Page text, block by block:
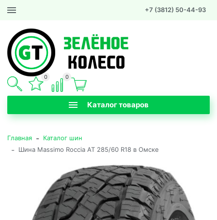
+7 (3812) 50-44-93
Каталог товаров
0 0
Главная - Каталог шин
- Шина Massimo Roccia AT 285/60 R18 в Омске